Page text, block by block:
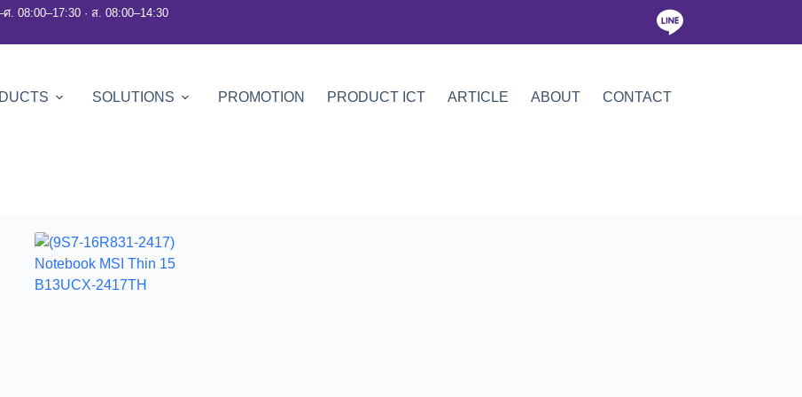
ศ. 08:00–17:30 · ส. 08:00–14:30
SOLUTIONS PROMOTION PRODUCT ICT ARTICLE ABOUT CONTACT